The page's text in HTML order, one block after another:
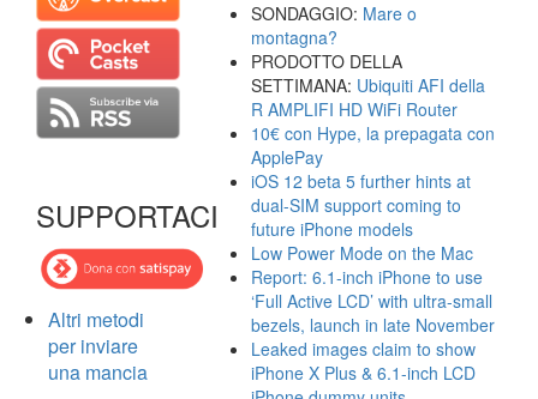
SUPPORTACI
Altri metodi
per inviare
una mancia
SONDAGGIO: Mare o
montagna?
PRODOTTO DELLA
SETTIMANA: Ubiquiti AFI della
R AMPLIFI HD WiFi Router
10€ con Hype, la prepagata con
ApplePay
iOS 12 beta 5 further hints at
dual-SIM support coming to
future iPhone models
Low Power Mode on the Mac
Report: 6.1-inch iPhone to use
‘Full Active LCD’ with ultra-small
bezels, launch in late November
Leaked images claim to show
iPhone X Plus & 6.1-inch LCD